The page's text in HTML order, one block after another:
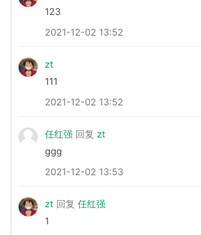
123
2021-12-02 13:52
zt
111
2021-12-02 13:52
任红强 回复 zt
ggg
2021-12-02 13:53
zt 回复 任红强
1